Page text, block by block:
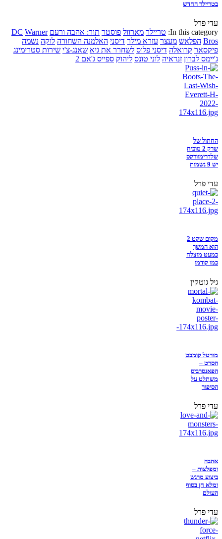
בטריילר החדש
עדי פרל
In this category: טריילר מארוול פוסטר תור: אהבה ורעם DC Warner
Bros הפלאש מעצר עזרא מילר דיסני האלמנה השחורה לוקה נשמה
פיקסאר קרואלה דיסני פלוס לשחרר את גיא שאנג-צ'י שירות סטרימינג
ג'יימס לברון זנדאיה לוני טונס ליהוק ספייס ג'אם 2
החתול של
שרק 2 מוכיח
שלדרימוורקס
יש 9 נשמות
עדי פרל
מקום שקט 2
הוא המשך
כמעט מוצלח
כמו קודמו
גיל גוטקין
מורטל קומבט
הסרט –
הפאנסרביס
משתלט על
הסיפור
עדי פרל
אהבה
ומפלצות –
ביצוע מרגש
ומלא חן בסוף
העולם
עדי פרל